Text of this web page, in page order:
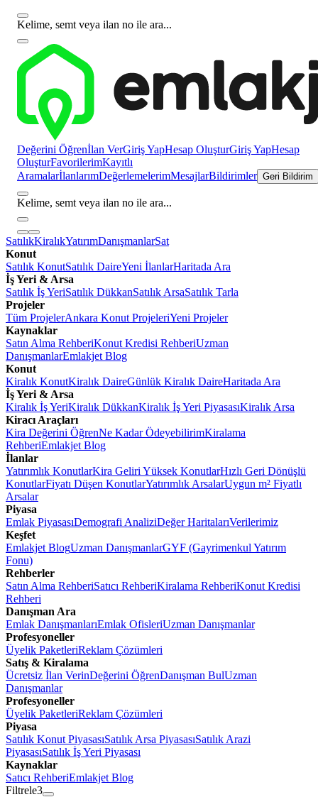
Kelime, semt veya ilan no ile ara...
Değerini Öğrenİlan VerGiriş YapHesap OluşturGiriş YapHesap
OluşturFavorilerimKayıtlı
AramalarİlanlarımDeğerlemelerimMesajlarBildirimler Geri Bildirim
Kelime, semt veya ilan no ile ara...
SatılıkKiralıkYatırımDanışmanlarSat
Konut
Satılık KonutSatılık DaireYeni İlanlarHaritada Ara
İş Yeri & Arsa
Satılık İş YeriSatılık DükkanSatılık ArsaSatılık Tarla
Projeler
Tüm ProjelerAnkara Konut ProjeleriYeni Projeler
Kaynaklar
Satın Alma RehberiKonut Kredisi RehberiUzman
DanışmanlarEmlakjet Blog
Konut
Kiralık KonutKiralık DaireGünlük Kiralık DaireHaritada Ara
İş Yeri & Arsa
Kiralık İş YeriKiralık DükkanKiralık İş Yeri PiyasasıKiralık Arsa
Kiracı Araçları
Kira Değerini ÖğrenNe Kadar ÖdeyebilirimKiralama
RehberiEmlakjet Blog
İlanlar
Yatırımlık KonutlarKira Geliri Yüksek KonutlarHızlı Geri Dönüşlü
KonutlarFiyatı Düşen KonutlarYatırımlık ArsalarUygun m² Fiyatlı
Arsalar
Piyasa
Emlak PiyasasıDemografi AnaliziDeğer HaritalarıVerilerimiz
Keşfet
Emlakjet BlogUzman DanışmanlarGYF (Gayrimenkul Yatırım
Fonu)
Rehberler
Satın Alma RehberiSatıcı RehberiKiralama RehberiKonut Kredisi
Rehberi
Danışman Ara
Emlak DanışmanlarıEmlak OfisleriUzman Danışmanlar
Profesyoneller
Üyelik PaketleriReklam Çözümleri
Satış & Kiralama
Ücretsiz İlan VerinDeğerini ÖğrenDanışman BulUzman
Danışmanlar
Profesyoneller
Üyelik PaketleriReklam Çözümleri
Piyasa
Satılık Konut PiyasasıSatılık Arsa PiyasasıSatılık Arazi
PiyasasıSatılık İş Yeri Piyasası
Kaynaklar
Satıcı RehberiEmlakjet Blog
Filtrele3